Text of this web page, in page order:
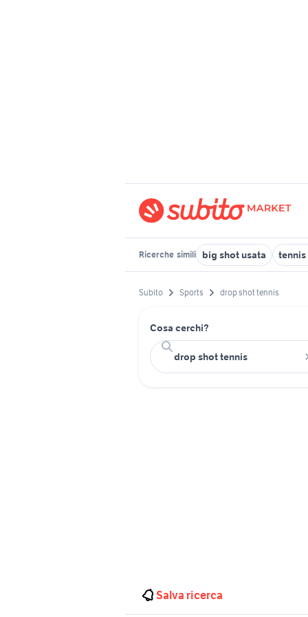
Ricerche simili big shot usata
Subito Sports drop shot tennis
Cosa cerchi?
Salva ricerca